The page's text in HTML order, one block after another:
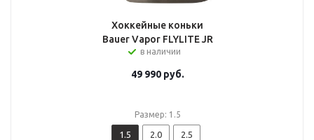
Хоккейные коньки
Bauer Vapor FLYLITE JR
в наличии
49 990руб.
Размер: 1.5
1.5 2.0 2.5